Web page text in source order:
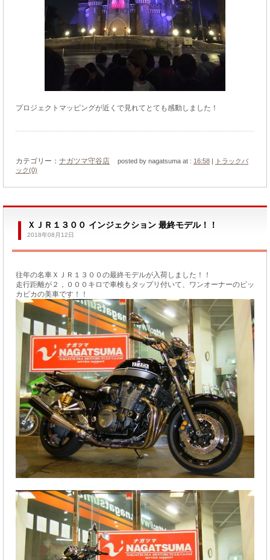
プロジェクトマッピングが近くで見れてとても感動しました！
カテゴリー： ナガツマ守谷店 posted by nagatsuma at : 16:58 |
トラックバ
ック(0)
ＸＪＲ１３００ インジェクション 最終モデル！！
2018年08月12日
往年の名車ＸＪＲ１３００の最終モデルが入荷しました！！
走行距離が２，０００キロで車検もタップリ付いて、ワンオーナーのピッ
カピカの美車です！！